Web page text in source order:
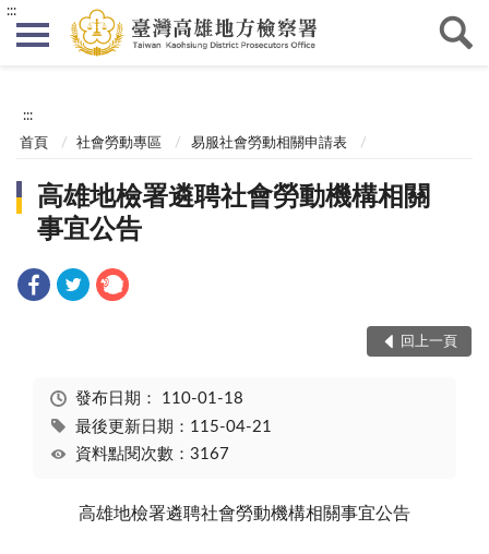
:::
:::
首頁 社會勞動專區 易服社會勞動相關申請表
高雄地檢署遴聘社會勞動機構相關
事宜公告
回上一頁
發布日期： 110-01-18
最後更新日期：115-04-21
資料點閱次數：3167
高雄地檢署遴聘社會勞動機構相關事宜公告